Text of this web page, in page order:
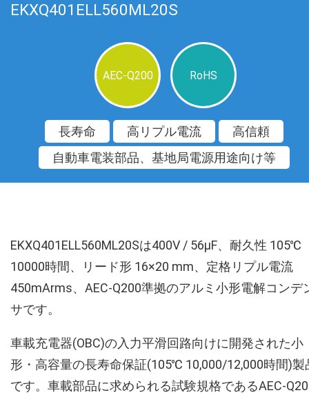
EKXQ401ELL560ML20S
AEC-Q200 RoHS
長寿命 高リプル電流
高信頼
自動車電装部品、基地局電源用途向け等
EKXQ401ELL560ML20Sは400V / 56µF、耐久性 105℃
10000時間、リード形 16×20 mm、定格リプル電流
450mArms、AEC-Q200準拠のアルミ小形電解コンデ
サです。
車載充電器(OBC)の入力平滑回路向けに開発された小
形・高容量の長寿命保証(105℃ 10,000/12,000時間)製
です。車載部品に求められる試験規格であるAEC-